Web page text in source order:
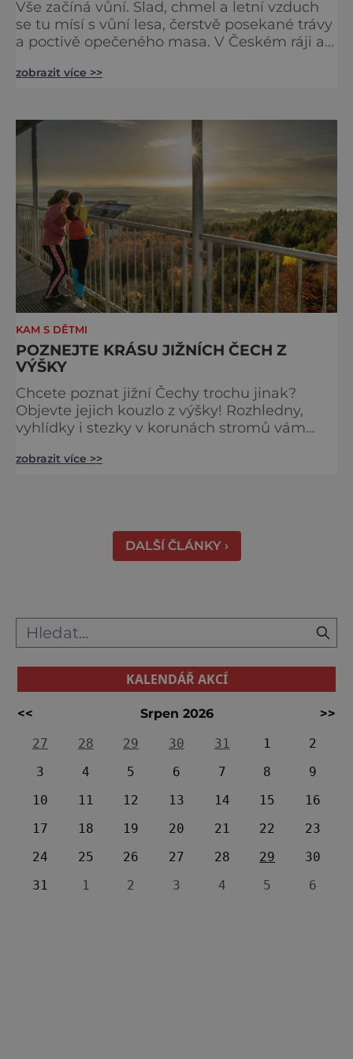
Vše začíná vůní. Slad, chmel a letní vzduch
se tu mísí s vůní lesa, čerstvě posekané trávy
a poctivě opečeného masa. V Českém ráji a
doušky – a ty tady tečou proudem. Není to
ví, že k dokonalému dni patří nejen výhled,
zobrazit více >>
KAM S DĚTMI
POZNEJTE KRÁSU JIŽNÍCH ČECH Z
VÝŠKY
Chcete poznat jižní Čechy trochu jinak?
Objevte jejich kouzlo z výšky! Rozhledny,
vyhlídky i stezky v korunách stromů vám
města i Alpy v dálce. Ptačí pozorovatelna
zobrazit více >>
DALŠÍ ČLÁNKY ›
KALENDÁŘ AKCÍ
<< Srpen 2026
>>
27
28 29 30 31 1
2
3
4 5 6 7 8
9
10
11 12 13 14 15
16
17
18 19 20 21 22
23
24
25 26 27 28 29
30
31
1 2 3 4 5 6